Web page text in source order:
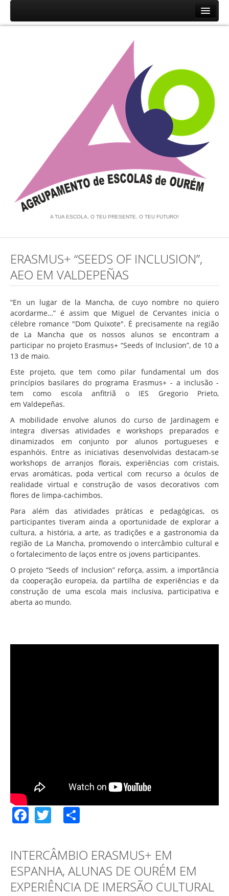
Unidades Orgânicas
Documentos
Associação de Pais e EE
Equipa de Autoavaliação
Notícias
Alunos
Oferta Formativa 2026/2027
Matrículas
Critérios Específicos de Avaliação
Ensino Profissionalizante
Horários
Educação Especial
Ensino de Adultos
Atividades do 1º Ciclo
Clubes & Projetos
Exames
Associação de Estudantes
Erasmus+
Calendário Escolar
Manuais Escolares
Horários
Serviços
Secretarias
Bibliotecas
Reprografias/Papelarias
A TUA ESCOLA, O TEU PRESENTE, O TEU FUTURO!
ERASMUS+ “SEEDS OF INCLUSION”,
AEO EM VALDEPEÑAS
“En un lugar de la Mancha, de cuyo nombre no quiero
acordarme…” é assim que Miguel de Cervantes inicia o
célebre romance "Dom Quixote". É precisamente na região
de La Mancha que os nossos alunos se encontram a
participar no projeto Erasmus+ “Seeds of Inclusion”, de 10 a
13 de maio.
Este projeto, que tem como pilar fundamental um dos
princípios basilares do programa Erasmus+ - a inclusão -
tem como escola anfitriã o IES Gregorio Prieto,
em Valdepeñas.
A mobilidade envolve alunos do curso de Jardinagem e
integra diversas atividades e workshops preparados e
dinamizados em conjunto por alunos portugueses e
espanhóis. Entre as iniciativas desenvolvidas destacam-se
workshops de arranjos florais, experiências com cristais,
ervas aromáticas, poda vertical com recurso a óculos de
realidade virtual e construção de vasos decorativos com
flores de limpa-cachimbos.
Para além das atividades práticas e pedagógicas, os
participantes tiveram ainda a oportunidade de explorar a
cultura, a história, a arte, as tradições e a gastronomia da
região de La Mancha, promovendo o intercâmbio cultural e
o fortalecimento de laços entre os jovens participantes.
O projeto “Seeds of Inclusion” reforça, assim, a importância
da cooperação europeia, da partilha de experiências e da
construção de uma escola mais inclusiva, participativa e
aberta ao mundo.
Facebook
Twitter
INTERCÂMBIO ERASMUS+ EM
ESPANHA, ALUNAS DE OURÉM EM
EXPERIÊNCIA DE IMERSÃO CULTURAL